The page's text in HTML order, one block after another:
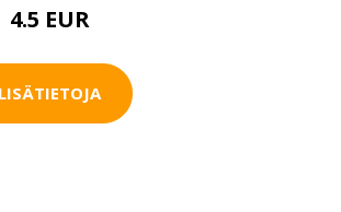
4.5 EUR
LISÄTIETOJA